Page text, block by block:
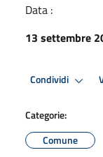
Data :
13 settembre
Condividi
Categorie:
Comune